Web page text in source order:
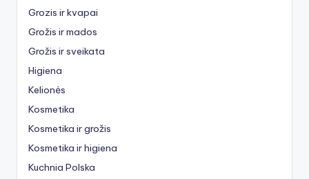
Grozis ir kvapai
Grožis ir mados
Grožis ir sveikata
Higiena
Kelionės
Kosmetika
Kosmetika ir grožis
Kosmetika ir higiena
Kuchnia Polska